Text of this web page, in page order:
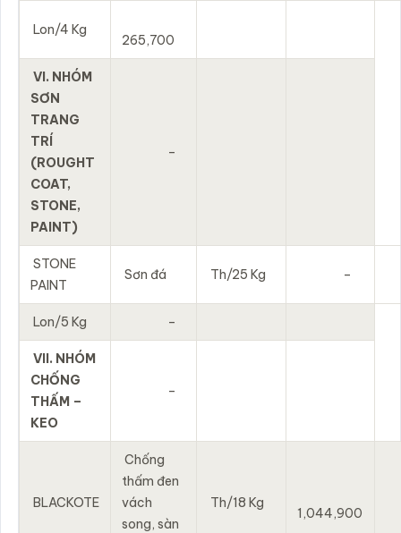
Lon/4 Kg
265,700
VI. NHÓM
SƠN
TRANG
TRÍ
(ROUGHT
COAT,
STONE,
PAINT)
–
STONE
PAINT
Sơn đá Th/25 Kg –
Lon/5 Kg –
VII. NHÓM
CHỐNG
THẤM –
KEO
–
BLACKOTE
Chống
thấm đen
vách
song, sàn
Th/18 Kg
1,044,900